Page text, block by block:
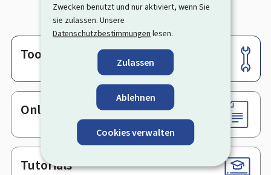
Zwecken benutzt und nur aktiviert, wenn Sie
sie zulassen. Unsere
Datenschutzbestimmungen lesen.
Zulassen
Ablehnen
Cookies verwalten
Footer
Tools
Online-Dienste & Formulare
Tutorials